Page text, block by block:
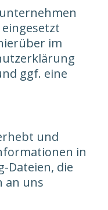
im
ggf. eine
und
in
Dateien, die
an uns